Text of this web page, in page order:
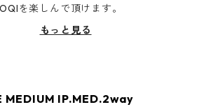
を楽しんで頂けます。
もっと見る
MEDIUM IP.MED.2way